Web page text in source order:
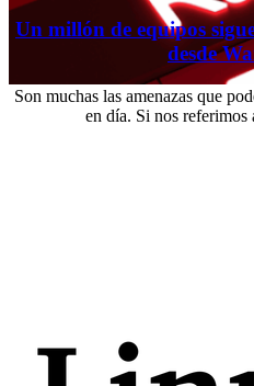
Un millón de equipos
desde
Son muchas las amenazas que
en día. Si nos